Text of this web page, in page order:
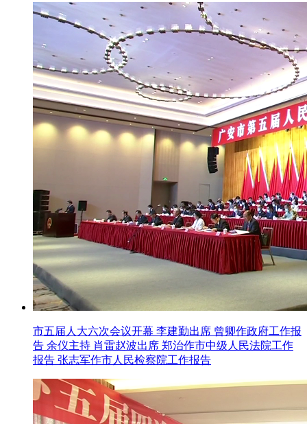
市五届人大六次会议开幕 李建勤出席 曾卿作政府工作报
告 余仪主持 肖雷赵波出席 郑治作市中级人民法院工作
报告 张志军作市人民检察院工作报告